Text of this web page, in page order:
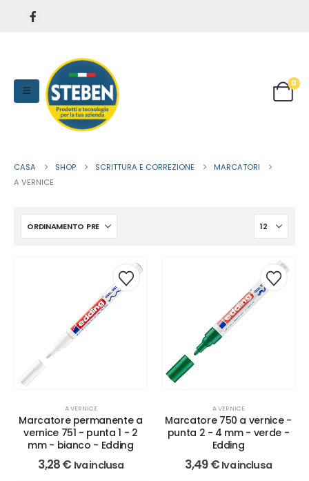
0
CASA SHOP SCRITTURA E CORREZIONE
MARCATORI
A VERNICE
A VERNICE
Marcatore permanente a
vernice 751 - punta 1 - 2
mm - bianco - Edding
3,28€ Iva inclusa
A VERNICE
Marcatore 750 a vernice -
punta 2 - 4 mm - verde -
Edding
3,49€ Iva inclusa